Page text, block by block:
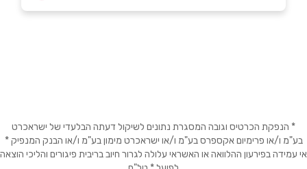
באתר בפייסבוק באינסטגרם ביוטיוב
טלפון*
* הנפקת הכרטיס וגובה המסגרת נתונים לשיקול דעתה הבלעדי של ישראכרט
בע"מ ו/או פרימיום אקספרס בע"מ ו/או ישראכרט מימון בע"מ ו/או הבנק המנפיק *
אי עמידה בפירעון ההלוואה או האשראי עלולה לגרור חיוב בריבית פיגורים והליכי הוצאה